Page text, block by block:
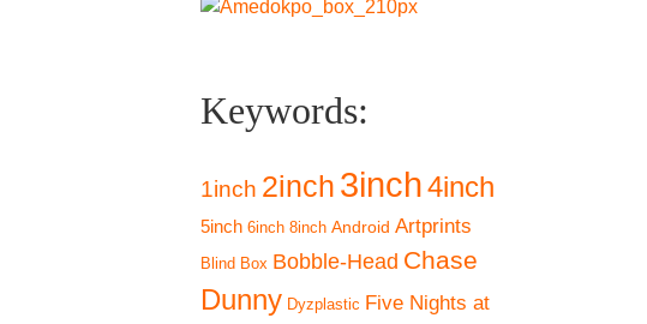
Keywords:
1inch 2inch 3inch4inch
5inch 6inch 8inch Android Artprints
Blind Box Bobble-Head Chase
Dunny Dyzplastic Five Nights at